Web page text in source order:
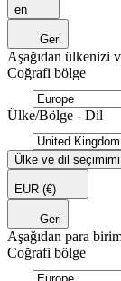
en
Geri
Aşağıdan ülkenizi
Coğrafi bölge
Ülke/Bölge - Dil
Ülke ve dil
EUR (€)
Geri
Aşağıdan para
Coğrafi bölge